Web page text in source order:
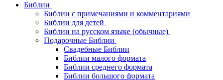
Библии
Библии с примечаниями и комментариями
Библии для детей
Библии на русском языке (обычные)
Подарочные Библии
Свадебные Библии
Библии малого формата
Библии среднего формата
Библии большого формата